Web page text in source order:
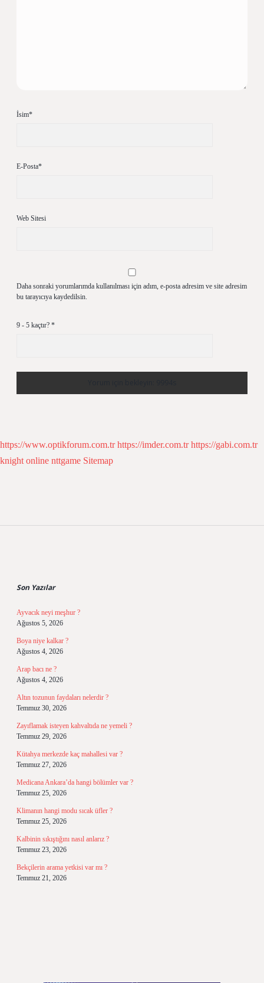
İsim*
E-Posta*
Web Sitesi
Daha sonraki yorumlarımda kullanılması için adım, e-posta adresim ve site adresim
bu tarayıcıya kaydedilsin.
9 - 5 kaçtır? *
https://www.optikforum.com.tr https://imder.com.tr https://gabi.com.tr
knight online nttgame Sitemap
Son Yazılar
Ayvacık neyi meşhur ?
Ağustos 5, 2026
Boya niye kalkar ?
Ağustos 4, 2026
Arap bacı ne ?
Ağustos 4, 2026
Altın tozunun faydaları nelerdir ?
Temmuz 30, 2026
Zayıflamak isteyen kahvaltıda ne yemeli ?
Temmuz 29, 2026
Kütahya merkezde kaç mahallesi var ?
Temmuz 27, 2026
Medicana Ankara’da hangi bölümler var ?
Temmuz 25, 2026
Klimanın hangi modu sıcak üfler ?
Temmuz 25, 2026
Kalbinin sıkıştığını nasıl anlarız ?
Temmuz 23, 2026
Bekçilerin arama yetkisi var mı ?
Temmuz 21, 2026